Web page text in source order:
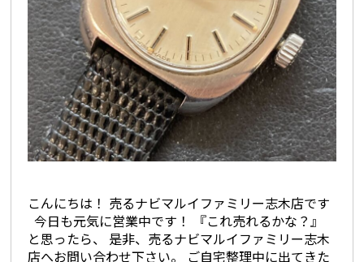
こんにちは！ 売るナビマルイファミリー志木店です
今日も元気に営業中です！ 『これ売れるかな？』
と思ったら、 是非、売るナビマルイファミリー志木
店へお問い合わせ下さい。 ご自宅整理中に出てきた